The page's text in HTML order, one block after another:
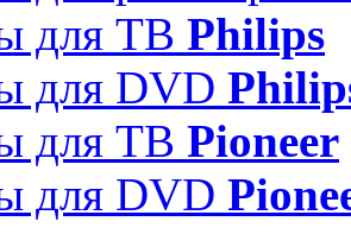
для ТВ Philips
для DVD
для ТВ Pioneer
для DVD